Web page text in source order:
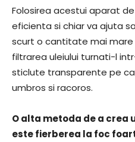
Folosirea acestui aparat
eficienta si chiar va ajuta
scurt o cantitate mai mare
filtrarea uleiului turnati-l
sticlute transparente pe
umbros si racoros.
O alta metoda de a
este fierberea la foc